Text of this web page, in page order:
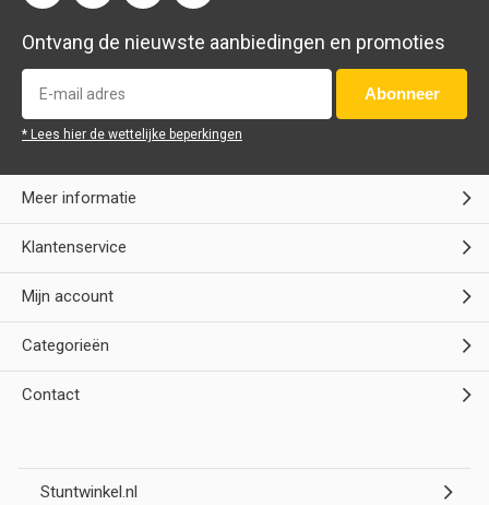
Ontvang de nieuwste aanbiedingen en promoties
Abonneer
* Lees hier de wettelijke beperkingen
Meer informatie
Klantenservice
Mijn account
Categorieën
Contact
Stuntwinkel.nl